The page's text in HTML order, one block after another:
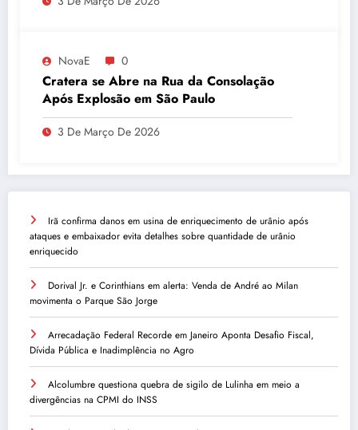
NovaE 0
Cratera se Abre na Rua da Consolação
Após Explosão em São Paulo
3 De Março De 2026
Irã confirma danos em usina de enriquecimento de urânio após
ataques e embaixador evita detalhes sobre quantidade de urânio
enriquecido
Dorival Jr. e Corinthians em alerta: Venda de André ao Milan
movimenta o Parque São Jorge
Arrecadação Federal Recorde em Janeiro Aponta Desafio Fiscal,
Dívida Pública e Inadimplência no Agro
Alcolumbre questiona quebra de sigilo de Lulinha em meio a
divergências na CPMI do INSS